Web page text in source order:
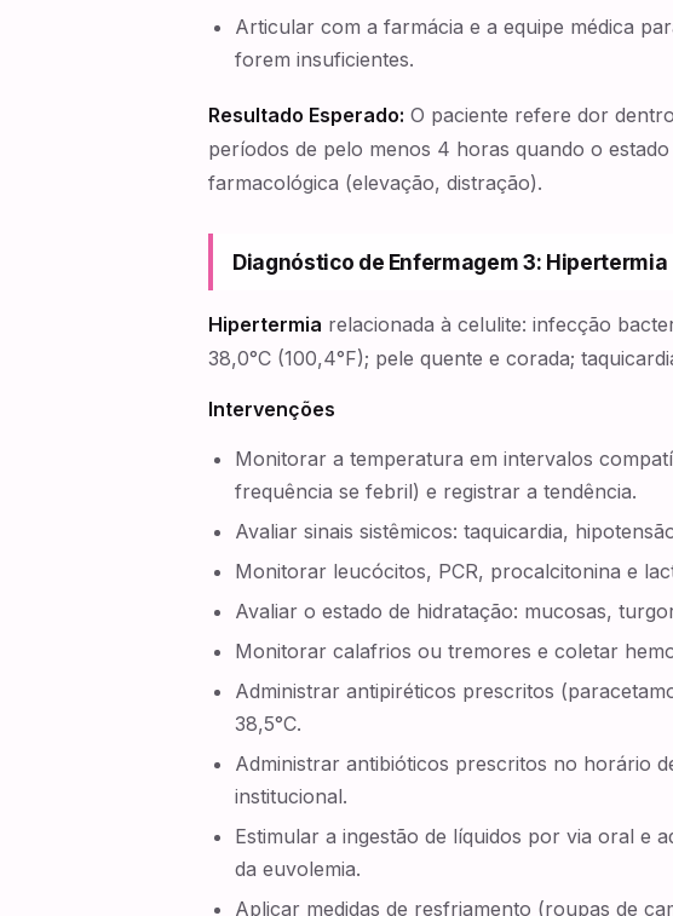
Articular com a farmácia e a equipe médica
forem insuficientes.
Resultado Esperado: O paciente refere dor
períodos de pelo menos 4 horas quando o
farmacológica (elevação, distração).
Diagnóstico de Enfermagem 3: Hipertermia
Hipertermia relacionada à celulite: infecção
38,0°C (100,4°F); pele quente e corada;
Intervenções
Monitorar a temperatura em intervalos
frequência se febril) e registrar a tendência.
Avaliar sinais sistêmicos: taquicardia,
Monitorar leucócitos, PCR, procalcitonina e
Avaliar o estado de hidratação: mucosas,
Monitorar calafrios ou tremores e coletar
Administrar antipiréticos prescritos
38,5°C.
Administrar antibióticos prescritos no horário
institucional.
Estimular a ingestão de líquidos por via oral e
da euvolemia.
Aplicar medidas de resfriamento (roupas de